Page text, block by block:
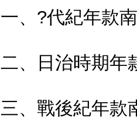
一、?代紀年款
二、日治時期年
三、戰後紀年款